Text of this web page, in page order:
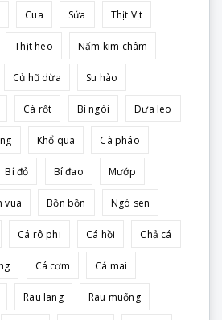
Cua Sứa Thịt Vịt
Thịt heo Nấm kim châm
Củ hũ dừa Su hào
Cà rốt Bí ngòi Dưa leo
Khổ qua Cà pháo
Bí đỏ Bí đao Mướp
vua Bồn bồn Ngó sen
Cá rô phi Cá hồi Chả cá
Cá cơm Cá mai
Rau lang Rau muống